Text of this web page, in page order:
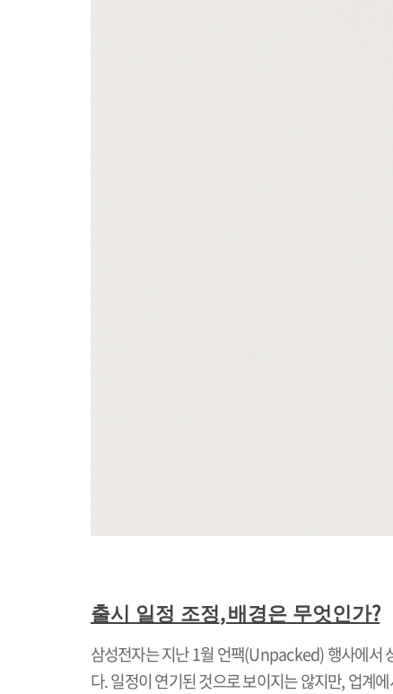
출시 일정 조정,배경은 무엇인가?
삼성전자는 지난1월 언팩(Unpacked)행사에서
다.일정이 연기된 것으로 보이지는 않지만,업계